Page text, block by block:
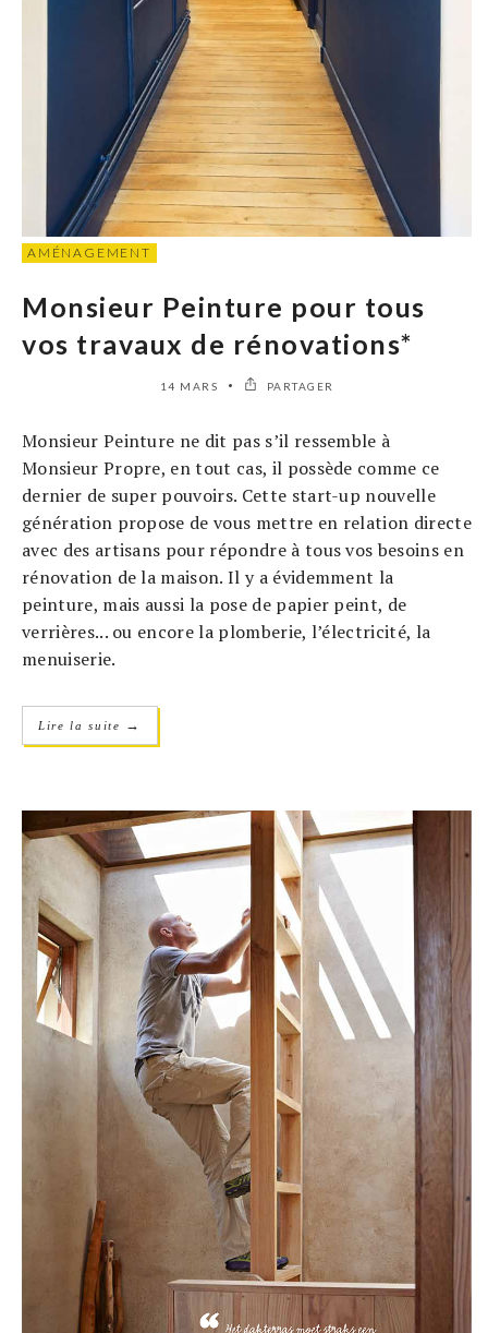
AMÉNAGEMENT
Monsieur Peinture pour tous
vos travaux de rénovations*
14 MARS PARTAGER
Monsieur Peinture ne dit pas s’il ressemble à
Monsieur Propre, en tout cas, il possède comme ce
dernier de super pouvoirs. Cette start-up nouvelle
génération propose de vous mettre en relation directe
avec des artisans pour répondre à tous vos besoins en
rénovation de la maison. Il y a évidemment la
peinture, mais aussi la pose de papier peint, de
verrières... ou encore la plomberie, l’électricité, la
menuiserie.
Lire la suite →